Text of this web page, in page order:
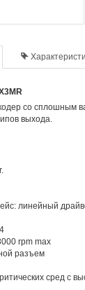
со сплошным
выхода.
линейный
rpm max
разъем
сред с